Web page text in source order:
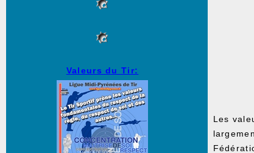
Valeurs du Tir:
Les